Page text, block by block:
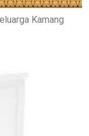
Kamang